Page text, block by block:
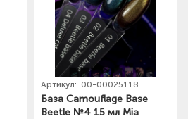
Артикул: 00-00025118
База Camouflage Base
Beetle №4 15 мл Mia